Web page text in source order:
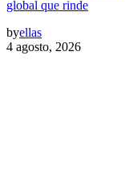
global que rinde
byellas
4 agosto, 2026